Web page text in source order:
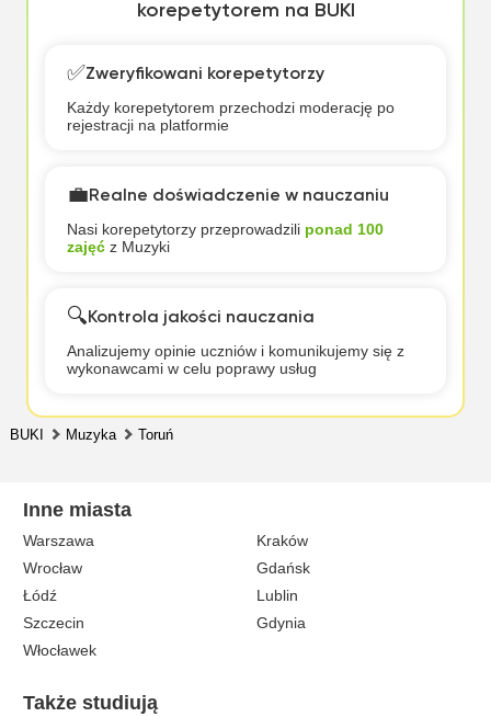
korepetytorem na BUKI
✅Zweryfikowani korepetytorzy
Każdy korepetytorem przechodzi moderację po
rejestracji na platformie
💼Realne doświadczenie w nauczaniu
Nasi korepetytorzy przeprowadzili ponad 100
zajęćz Muzyki
🔍Kontrola jakości nauczania
Analizujemy opinie uczniów i komunikujemy się z
wykonawcami w celu poprawy usług
BUKI Muzyka Toruń
Inne miasta
Warszawa
Kraków
Wrocław
Gdańsk
Łódź
Lublin
Szczecin
Gdynia
Włocławek
Także studiują